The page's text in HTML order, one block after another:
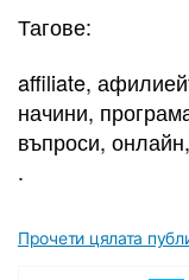
Тагове:
affiliate,
начини,
въпроси,
.
Прочети цялата